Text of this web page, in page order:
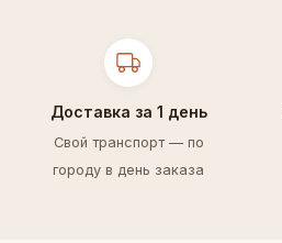
Доставка за 1 день
Свой транспорт — по
городу в день заказа